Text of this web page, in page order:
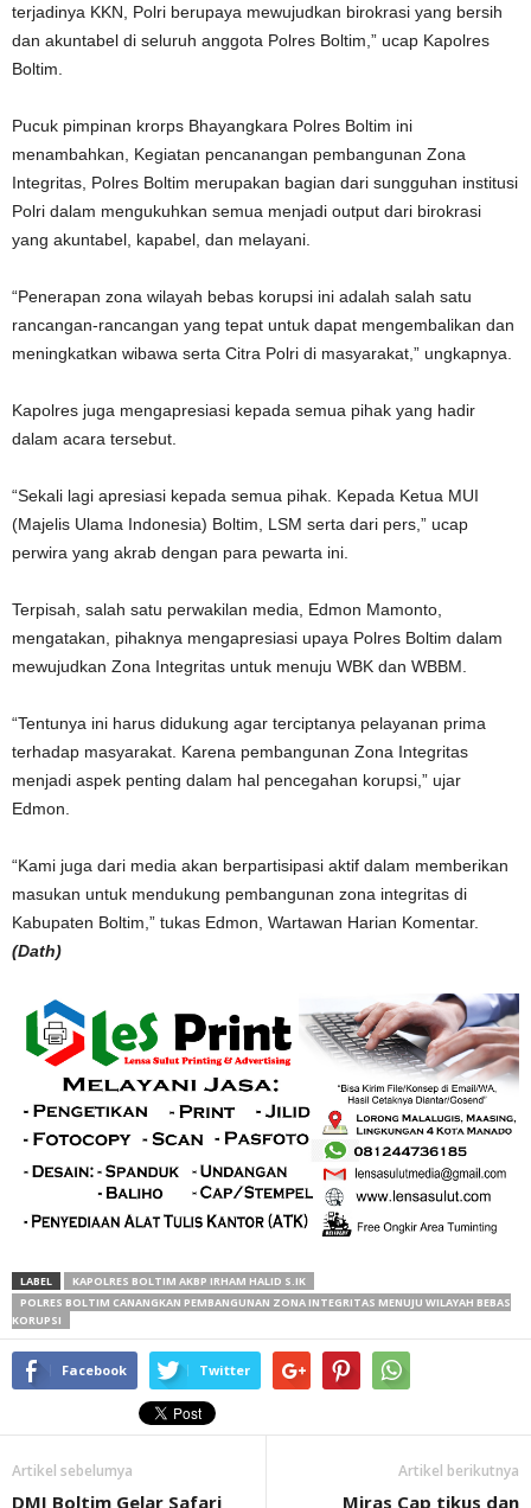
terjadinya KKN, Polri berupaya mewujudkan birokrasi yang bersih
dan akuntabel di seluruh anggota Polres Boltim,” ucap Kapolres
Boltim.
Pucuk pimpinan krorps Bhayangkara Polres Boltim ini
menambahkan, Kegiatan pencanangan pembangunan Zona
Integritas, Polres Boltim merupakan bagian dari sungguhan institusi
Polri dalam mengukuhkan semua menjadi output dari birokrasi
yang akuntabel, kapabel, dan melayani.
“Penerapan zona wilayah bebas korupsi ini adalah salah satu
rancangan-rancangan yang tepat untuk dapat mengembalikan dan
meningkatkan wibawa serta Citra Polri di masyarakat,” ungkapnya.
Kapolres juga mengapresiasi kepada semua pihak yang hadir
dalam acara tersebut.
“Sekali lagi apresiasi kepada semua pihak. Kepada Ketua MUI
(Majelis Ulama Indonesia) Boltim, LSM serta dari pers,” ucap
perwira yang akrab dengan para pewarta ini.
Terpisah, salah satu perwakilan media, Edmon Mamonto,
mengatakan, pihaknya mengapresiasi upaya Polres Boltim dalam
mewujudkan Zona Integritas untuk menuju WBK dan WBBM.
“Tentunya ini harus didukung agar terciptanya pelayanan prima
terhadap masyarakat. Karena pembangunan Zona Integritas
menjadi aspek penting dalam hal pencegahan korupsi,” ujar
Edmon.
“Kami juga dari media akan berpartisipasi aktif dalam memberikan
masukan untuk mendukung pembangunan zona integritas di
Kabupaten Boltim,” tukas Edmon, Wartawan Harian Komentar.
(Dath)
LABEL
KAPOLRES BOLTIM AKBP IRHAM HALID S.IK
POLRES BOLTIM CANANGKAN PEMBANGUNAN ZONA INTEGRITAS MENUJU WILAYAH BEBAS
KORUPSI
Facebook Twitter
Artikel sebelumya
DMI Boltim Gelar Safari
Artikel berikutnya
Miras Cap tikus dan